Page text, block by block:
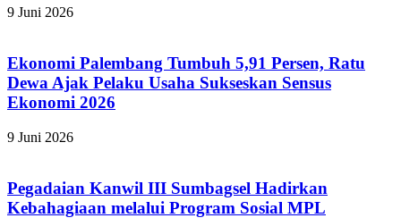
9 Juni 2026
Ekonomi Palembang Tumbuh 5,91 Persen, Ratu
Dewa Ajak Pelaku Usaha Sukseskan Sensus
Ekonomi 2026
9 Juni 2026
Pegadaian Kanwil III Sumbagsel Hadirkan
Kebahagiaan melalui Program Sosial MPL